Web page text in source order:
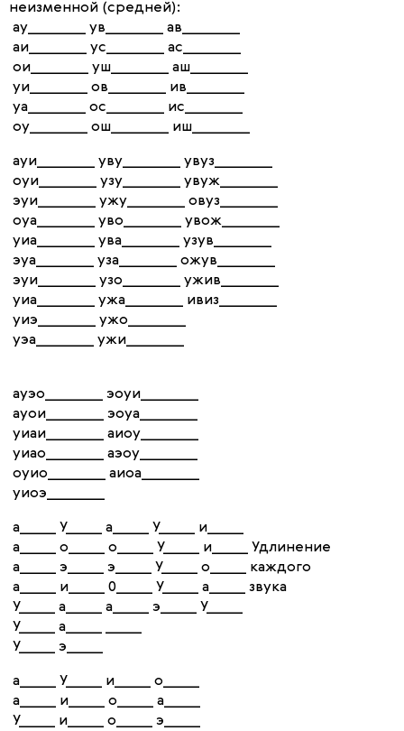
неизменной (средней):
ау________ ув________ ав________
аи________ ус________ ас________
ои________ уш________ аш________
уи________ ов________ ив________
уа________ ос________ ис________
оу________ ош________ иш________
ауи________ уву________ увуз________
оуи________ узу________ увуж________
эуи________ ужу________ овуз________
оуа________ уво________ увож________
уиа________ ува________ узув________
эуа________ уза________ ожув________
эуи________ узо________ ужив________
уиа________ ужа________ ивиз________
уиэ________ ужо________
уэа________ ужи________
ауэо________ эоуи________
ауои________ эоуа________
уиаи________ аиоу________
уиао________ аэоу________
оуио________ аиоа________
уиоэ________
а_____ У_____ а_____ У_____ и_____
а_____ о_____ о_____ У_____ и_____ Удлинение
а_____ э_____ э_____ У_____ о_____ каждого
а_____ и_____ 0_____ У_____ а_____ звука
У_____ а_____ а_____ э_____ У_____
У_____ а_____ _____
У_____ э_____
а_____ У_____ и_____ о_____
а_____ и_____ о_____ а_____
У_____ и_____ о_____ э_____